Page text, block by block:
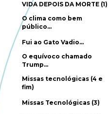
VIDA DEPOIS DA MORTE (1)
O clima como bem
público…
Fui ao Gato Vadio…
O equívoco chamado
Trump…
Missas tecnológicas (4 e
fim)
Missas Tecnológicas (3)